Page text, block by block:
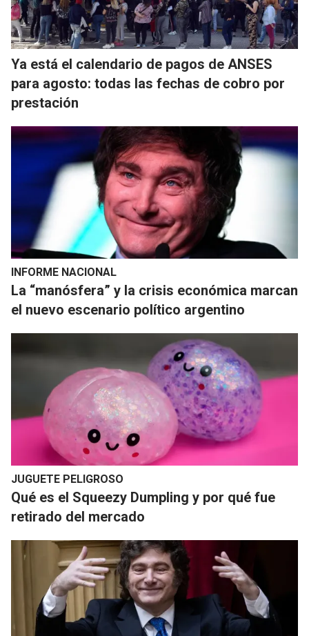
Ya está el calendario de pagos de ANSES
para agosto: todas las fechas de cobro por
prestación
INFORME NACIONAL
La “manósfera” y la crisis económica marcan
el nuevo escenario político argentino
JUGUETE PELIGROSO
Qué es el Squeezy Dumpling y por qué fue
retirado del mercado